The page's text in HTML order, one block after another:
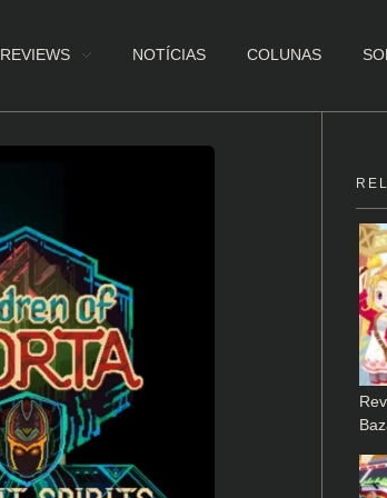
REVIEWS NOTÍCIAS COLUNAS